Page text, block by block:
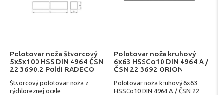
Polotovar noža štvorcový
5x5x100 HSS DIN 4964 ČSN
22 3690.2 Poldi RADECO
Štvorcový polotovar noža z
rýchloreznej ocele
Polotovar noža kruhový
6x63 HSSCo10 DIN 4964 A /
ČSN 22 3692 ORION
Polotovar noža kruhový 6x63
HSSCo10 DIN 4964 A / ČSN 22